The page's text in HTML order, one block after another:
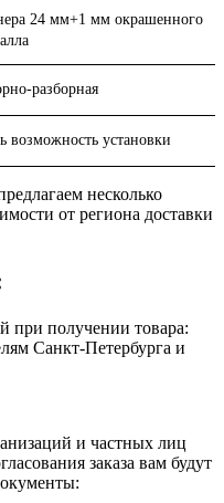
24 мм+1 мм окрашенного
разборная
возможность установки
несколько
от региона доставки
при получении товара:
Санкт-Петербурга и
и частных лиц
заказа вам будут